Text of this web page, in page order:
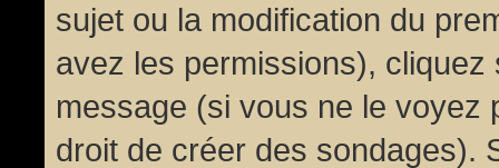
sujet ou la modification du
avez les permissions), cliquez
message (si vous ne le voyez
droit de créer des sondages).